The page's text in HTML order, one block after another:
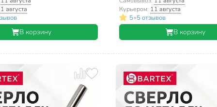
августа
В корзину
Курьером: 11 августа
5•5 отзывов
В корзину